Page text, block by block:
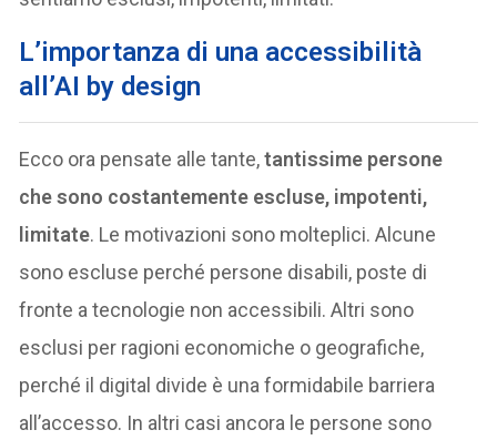
L’importanza di una accessibilità
all’AI by design
Ecco ora pensate alle tante,tantissime persone
che sono costantemente escluse, impotenti,
limitate. Le motivazioni sono molteplici. Alcune
sono escluse perché persone disabili, poste di
fronte a tecnologie non accessibili. Altri sono
esclusi per ragioni economiche o geografiche,
perché il digital divide è una formidabile barriera
all’accesso. In altri casi ancora le persone sono